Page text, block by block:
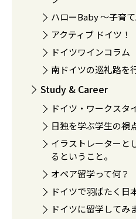
ハローBaby 〜子育
アクティブ ドイツ！
ドイツワインコラム
南ドイツの巡礼路を
Study & Career
ドイツ・ワークスタ
日独を学ぶ学生の視
イラストレーターと
るということ。
オペア留学って何？
ドイツで羽ばたく日
ドイツに留学して